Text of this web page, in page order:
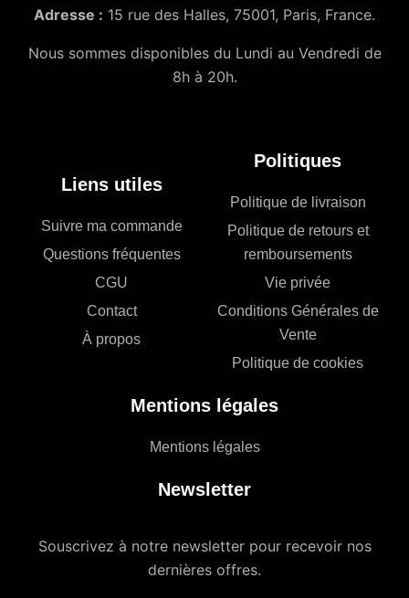
Adresse : 15 rue des Halles, 75001, Paris, France.
Nous sommes disponibles du Lundi au Vendredi de
8h à 20h.
Liens utiles
Suivre ma commande
Questions fréquentes
CGU
Contact
À propos
Politiques
Politique de livraison
Politique de retours et
remboursements
Vie privée
Conditions Générales de
Vente
Politique de cookies
Mentions légales
Mentions légales
Newsletter
Souscrivez à notre newsletter pour recevoir nos
dernières offres.